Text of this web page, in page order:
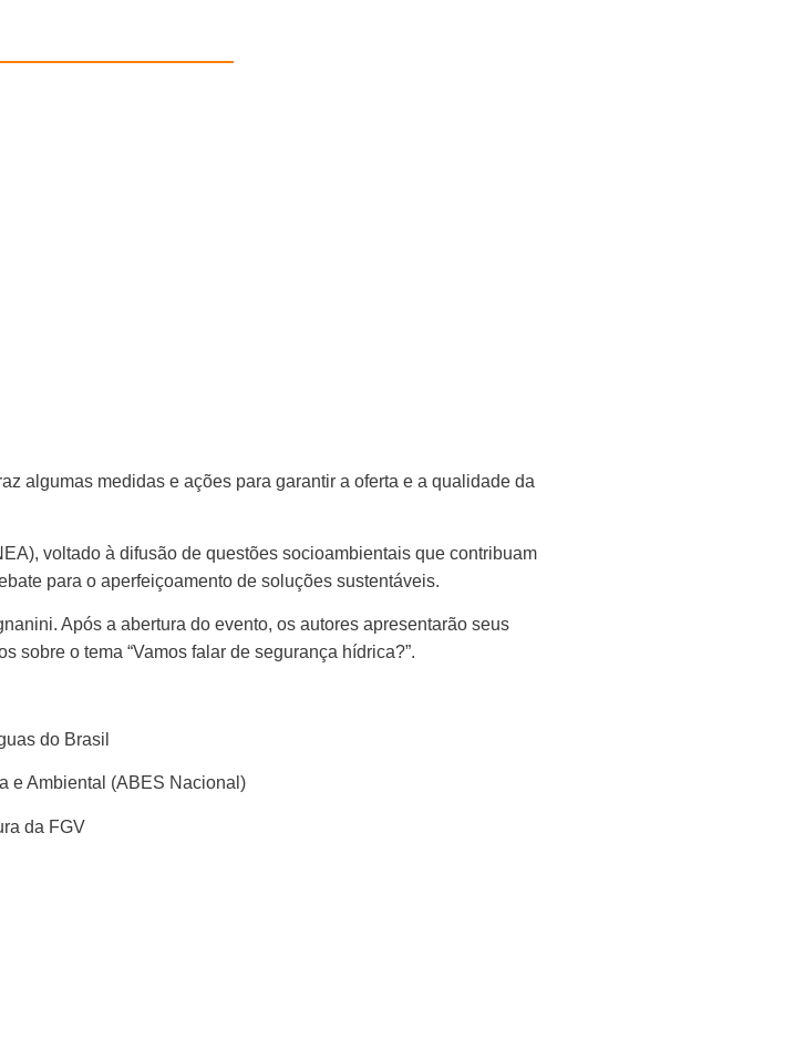
algumas medidas e ações para garantir a oferta e a qualidade da
voltado à difusão de questões socioambientais que contribuam
para o aperfeiçoamento de soluções sustentáveis.
Após a abertura do evento, os autores apresentarão seus
sobre o tema “Vamos falar de segurança hídrica?”.
do Brasil
e Ambiental (ABES Nacional)
da FGV